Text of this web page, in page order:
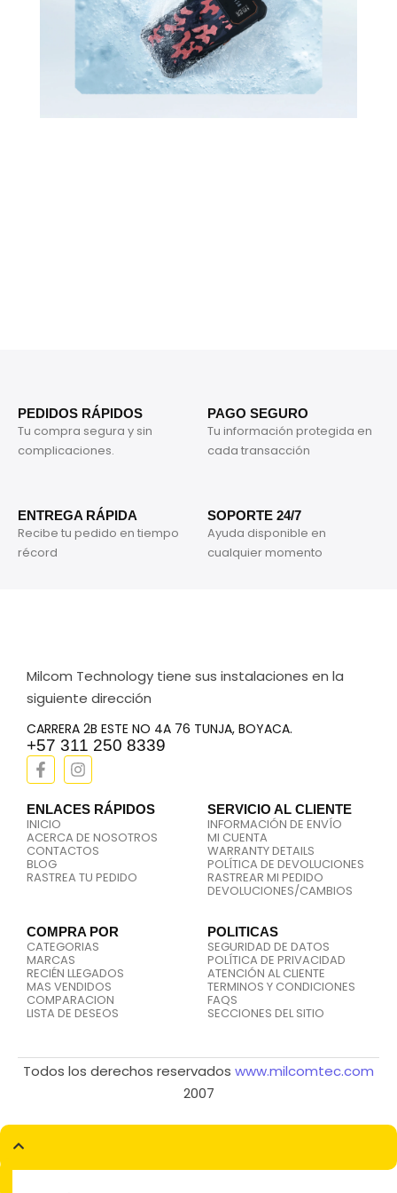
PEDIDOS RÁPIDOS
Tu compra segura y sin
complicaciones.
PAGO SEGURO
Tu información protegida en
cada transacción
ENTREGA RÁPIDA
Recibe tu pedido en tiempo
récord
SOPORTE 24/7
Ayuda disponible en
cualquier momento
Milcom Technology tiene sus instalaciones en la
siguiente dirección
CARRERA 2B ESTE NO 4A 76 TUNJA, BOYACA.
+57 311 250 8339
ENLACES RÁPIDOS
INICIO
ACERCA DE NOSOTROS
CONTACTOS
BLOG
RASTREA TU PEDIDO
SERVICIO AL CLIENTE
INFORMACIÓN DE ENVÍO
MI CUENTA
WARRANTY DETAILS
POLÍTICA DE DEVOLUCIONES
RASTREAR MI PEDIDO
DEVOLUCIONES/CAMBIOS
COMPRA POR
CATEGORIAS
MARCAS
RECIÉN LLEGADOS
MAS VENDIDOS
COMPARACION
LISTA DE DESEOS
POLITICAS
SEGURIDAD DE DATOS
POLÍTICA DE PRIVACIDAD
ATENCIÓN AL CLIENTE
TERMINOS Y CONDICIONES
FAQS
SECCIONES DEL SITIO
Todos los derechos reservados www.milcomtec.com
2007